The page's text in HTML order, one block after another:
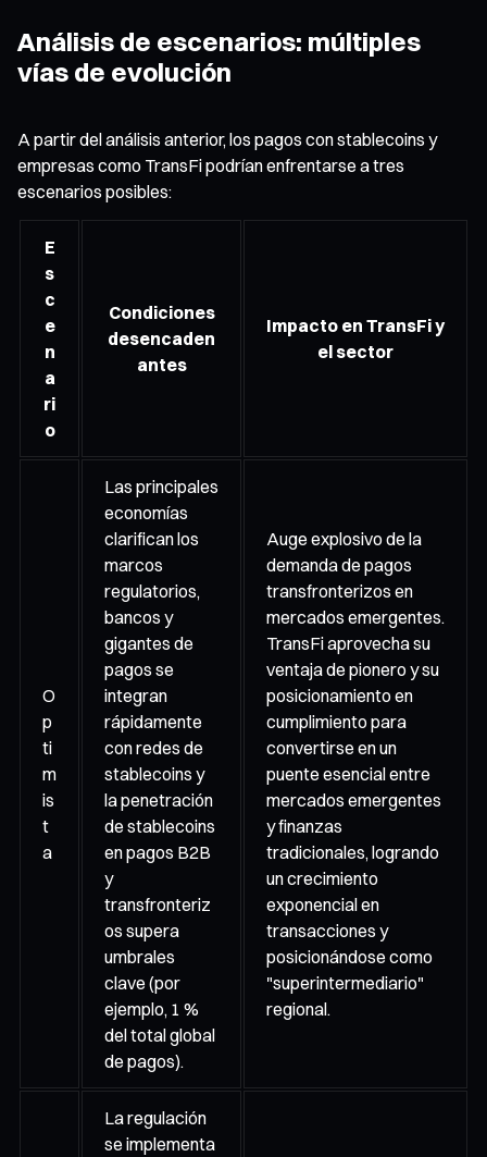
Análisis de escenarios: múltiples
vías de evolución
A partir del análisis anterior, los pagos con stablecoins y
empresas como TransFi podrían enfrentarse a tres
escenarios posibles:
E
s
c
e
n
a
ri
o
Condiciones
desencaden
antes
Impacto en TransFi y
el sector
O
p
ti
m
is
t
a
Las principales
economías
clarifican los
marcos
regulatorios,
bancos y
gigantes de
pagos se
integran
rápidamente
con redes de
stablecoins y
la penetración
de stablecoins
en pagos B2B
y
transfronteriz
os supera
umbrales
clave (por
ejemplo, 1 %
del total global
de pagos).
Auge explosivo de la
demanda de pagos
transfronterizos en
mercados emergentes.
TransFi aprovecha su
ventaja de pionero y su
posicionamiento en
cumplimiento para
convertirse en un
puente esencial entre
mercados emergentes
y finanzas
tradicionales, logrando
un crecimiento
exponencial en
transacciones y
posicionándose como
"superintermediario"
regional.
La regulación
se implementa